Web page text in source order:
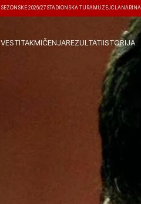
SEZONSKE 2026/27 STADIONSKA TURA MUZEJČLANARINA
VESTITAKMIČENJAREZULTATIISTORIJA